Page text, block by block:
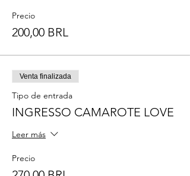
Precio
200,00 BRL
Venta finalizada
Tipo de entrada
INGRESSO CAMAROTE LOVE
Leer más
Precio